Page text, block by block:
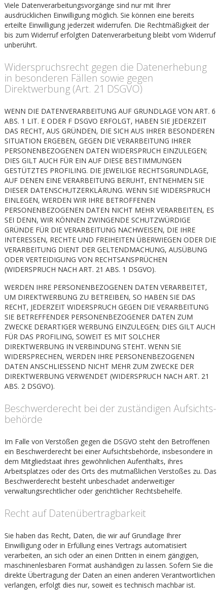
Viele Datenverarbeitungsvorgänge sind nur mit Ihrer
ausdrücklichen Einwilligung möglich. Sie können eine bereits
erteilte Einwilligung jederzeit widerrufen. Die Rechtmäßigkeit der
bis zum Widerruf erfolgten Datenverarbeitung bleibt vom Widerruf
unberührt.
Widerspruchsrecht gegen die Datenerhebung
in besonderen Fällen sowie gegen
Direktwerbung (Art. 21 DSGVO)
WENN DIE DATENVERARBEITUNG AUF GRUNDLAGE VON ART. 6
ABS. 1 LIT. E ODER F DSGVO ERFOLGT, HABEN SIE JEDERZEIT
DAS RECHT, AUS GRÜNDEN, DIE SICH AUS IHRER BESONDEREN
SITUATION ERGEBEN, GEGEN DIE VERARBEITUNG IHRER
PERSONENBEZOGENEN DATEN WIDERSPRUCH EINZULEGEN;
DIES GILT AUCH FÜR EIN AUF DIESE BESTIMMUNGEN
GESTÜTZTES PROFILING. DIE JEWEILIGE RECHTSGRUNDLAGE,
AUF DENEN EINE VERARBEITUNG BERUHT, ENTNEHMEN SIE
DIESER DATENSCHUTZERKLÄRUNG. WENN SIE WIDERSPRUCH
EINLEGEN, WERDEN WIR IHRE BETROFFENEN
PERSONENBEZOGENEN DATEN NICHT MEHR VERARBEITEN, ES
SEI DENN, WIR KÖNNEN ZWINGENDE SCHUTZWÜRDIGE
GRÜNDE FÜR DIE VERARBEITUNG NACHWEISEN, DIE IHRE
INTERESSEN, RECHTE UND FREIHEITEN ÜBERWIEGEN ODER DIE
VERARBEITUNG DIENT DER GELTENDMACHUNG, AUSÜBUNG
ODER VERTEIDIGUNG VON RECHTSANSPRÜCHEN
(WIDERSPRUCH NACH ART. 21 ABS. 1 DSGVO).
WERDEN IHRE PERSONENBEZOGENEN DATEN VERARBEITET,
UM DIREKTWERBUNG ZU BETREIBEN, SO HABEN SIE DAS
RECHT, JEDERZEIT WIDERSPRUCH GEGEN DIE VERARBEITUNG
SIE BETREFFENDER PERSONENBEZOGENER DATEN ZUM
ZWECKE DERARTIGER WERBUNG EINZULEGEN; DIES GILT AUCH
FÜR DAS PROFILING, SOWEIT ES MIT SOLCHER
DIREKTWERBUNG IN VERBINDUNG STEHT. WENN SIE
WIDERSPRECHEN, WERDEN IHRE PERSONENBEZOGENEN
DATEN ANSCHLIESSEND NICHT MEHR ZUM ZWECKE DER
DIREKTWERBUNG VERWENDET (WIDERSPRUCH NACH ART. 21
ABS. 2 DSGVO).
Beschwerde­recht bei der zuständigen Aufsichts­
behörde
Im Falle von Verstößen gegen die DSGVO steht den Betroffenen
ein Beschwerderecht bei einer Aufsichtsbehörde, insbesondere in
dem Mitgliedstaat ihres gewöhnlichen Aufenthalts, ihres
Arbeitsplatzes oder des Orts des mutmaßlichen Verstoßes zu. Das
Beschwerderecht besteht unbeschadet anderweitiger
verwaltungsrechtlicher oder gerichtlicher Rechtsbehelfe.
Recht auf Daten­übertrag­barkeit
Sie haben das Recht, Daten, die wir auf Grundlage Ihrer
Einwilligung oder in Erfüllung eines Vertrags automatisiert
verarbeiten, an sich oder an einen Dritten in einem gängigen,
maschinenlesbaren Format aushändigen zu lassen. Sofern Sie die
direkte Übertragung der Daten an einen anderen Verantwortlichen
verlangen, erfolgt dies nur, soweit es technisch machbar ist.